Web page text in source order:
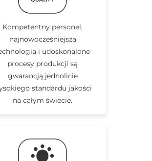
Kompetentny personel,
najnowocześniejsza
i udoskonalone
procesy produkcji są
gwarancją jednolicie
standardu jakości
na całym świecie.